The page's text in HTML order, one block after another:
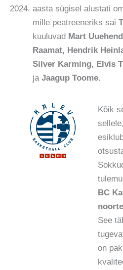
aasta sügisel alustati
mille peatreeneriks sai
kuuluvad Mart
Raamat, Hendrik
Silver Karming, Elvis
ja Jaagup Toome.
Kõik
BC
See
on